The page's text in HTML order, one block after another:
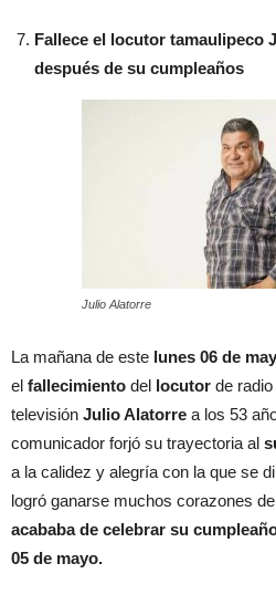
Fallece el locutor tamaulipeco
después de su cumpleaños
Julio Alatorre
La mañana de este lunes 06 de
el fallecimiento del locutor de
televisión Julio Alatorre a los 53
comunicador forjó su trayectoria al
a la calidez y alegría con la que se
logró ganarse muchos corazones
acababa de celebrar su
05 de mayo.